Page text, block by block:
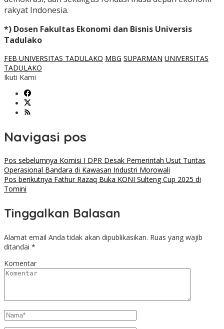
rakyat Indonesia.
*) Dosen Fakultas Ekonomi dan Bisnis Universis
Tadulako
FEB UNIVERSITAS TADULAKO MBG SUPARMAN UNIVERSITAS
TADULAKO
Ikuti Kami
Navigasi pos
Pos sebelumnya Komisi I DPR Desak Pemerintah Usut Tuntas
Operasional Bandara di Kawasan Industri Morowali
Pos berikutnya Fathur Razaq Buka KONI Sulteng Cup 2025 di
Tomini
Tinggalkan Balasan
Alamat email Anda tidak akan dipublikasikan. Ruas yang wajib
ditandai *
Komentar